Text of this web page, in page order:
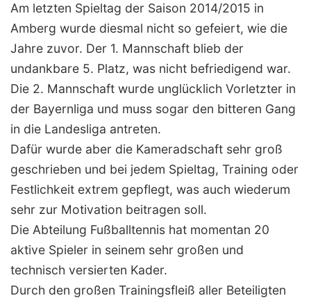
Am letzten Spieltag der Saison 2014/2015 in
Amberg wurde diesmal nicht so gefeiert, wie die
Jahre zuvor. Der 1. Mannschaft blieb der
undankbare 5. Platz, was nicht befriedigend war.
Die 2. Mannschaft wurde unglücklich Vorletzter in
der Bayernliga und muss sogar den bitteren Gang
in die Landesliga antreten.
Dafür wurde aber die Kameradschaft sehr groß
geschrieben und bei jedem Spieltag, Training oder
Festlichkeit extrem gepflegt, was auch wiederum
sehr zur Motivation beitragen soll.
Die Abteilung Fußballtennis hat momentan 20
aktive Spieler in seinem sehr großen und
technisch versierten Kader.
Durch den großen Trainingsfleiß aller Beteiligten